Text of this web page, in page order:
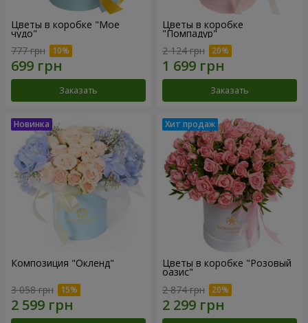
Цветы в коробке "Мое
чудо"
777 грн
Заказать
Цветы в коробке
"Помпадур"
2 124 грн
Заказать
Композиция "Окленд"
3 058 грн
Цветы в коробке "Розовый
оазис"
2 874 грн